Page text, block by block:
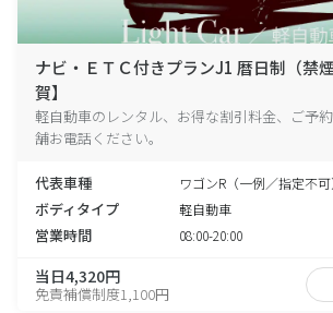
ナビ・ＥＴＣ付きプランJ1 暦日制（禁
賀】
軽自動車のレンタル、お得な割引料金、ご予
舗お電話ください。
代表車種 ワゴンR（一例／指定不可
ボディタイプ 軽自動車
営業時間 08:00-20:00
当日4,320円
免責補償制度1,100円